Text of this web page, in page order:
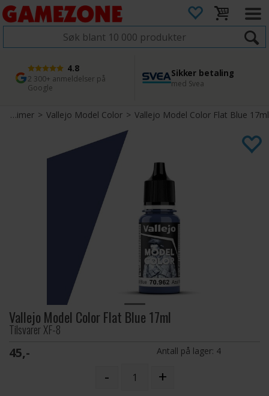
4.8
2 300+ anmeldelser på
Google
Sikker betaling
med Svea
1 dags levering
Bestill innen kl. 12
45 dager returfrist
Enkel retur
Maling & Primer>Vallejo Model Color>Vallejo Model Color Flat Blue 17ml
Vallejo Model Color Flat Blue 17ml
Tilsvarer XF-8
45,- Antall på lager: 4
- +